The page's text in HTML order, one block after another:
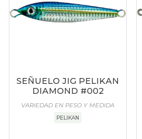
SEÑUELO JIG PELIKAN
DIAMOND #002
VARIEDAD EN PESO Y MEDIDA
PELIKAN